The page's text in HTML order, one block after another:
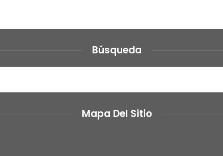
Búsqueda
Mapa Del Sitio